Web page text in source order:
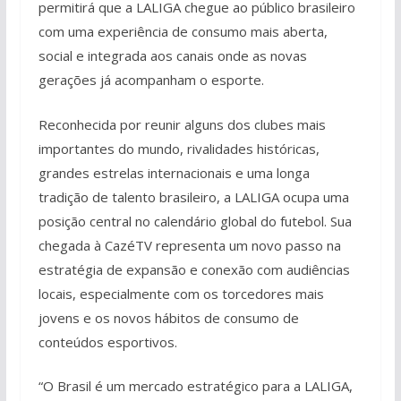
permitirá que a LALIGA chegue ao público brasileiro
com uma experiência de consumo mais aberta,
social e integrada aos canais onde as novas
gerações já acompanham o esporte.
Reconhecida por reunir alguns dos clubes mais
importantes do mundo, rivalidades históricas,
grandes estrelas internacionais e uma longa
tradição de talento brasileiro, a LALIGA ocupa uma
posição central no calendário global do futebol. Sua
chegada à CazéTV representa um novo passo na
estratégia de expansão e conexão com audiências
locais, especialmente com os torcedores mais
jovens e os novos hábitos de consumo de
conteúdos esportivos.
“O Brasil é um mercado estratégico para a LALIGA,